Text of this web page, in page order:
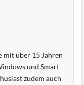
mit über 15 Jahren
und Smart
zudem auch